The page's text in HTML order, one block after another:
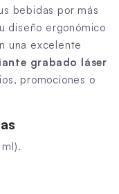
bebidas por más
diseño ergonómico
una excelente
grabado láser
promociones o